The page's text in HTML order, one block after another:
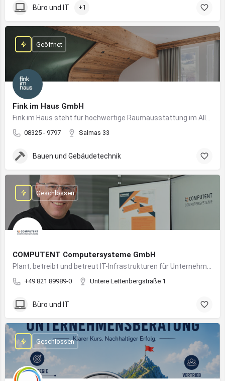
Büro und IT +1
Fink im Haus GmbH
08325 - 9797 Salmas 33
Geöffnet
Bauen und Gebäudetechnik
COMPUTENT Computersysteme GmbH
+49 821 89989-0 Untere Lettenbergstraße 1
Geschlossen
Büro und IT
Geschlossen